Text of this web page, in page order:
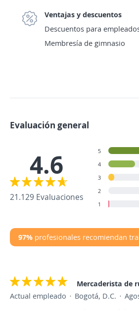
Ventajas y descuentos
Descuentos para
Membresía de gimnasio
Evaluación general
4.6
21.129 Evaluaciones
5
4
3
2
1
97% profesionales recomiendan
Mercaderista de
Actual empleado
Bogotá, D.C.